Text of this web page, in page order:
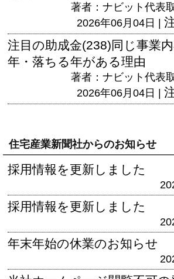
著者：ナビット代表
2026年06月04日 |
注目の助成金(238)同じ事業
年・落ちる年がある理由
著者：ナビット代表
2026年06月04日 |
住宅産業新聞社からのお知らせ
採用情報を更新しました
採用情報を更新しました
年末年始の休業のお知らせ